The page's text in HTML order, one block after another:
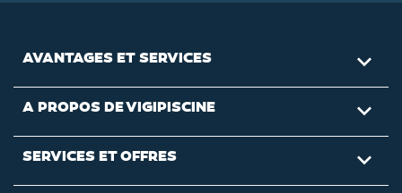
AVANTAGES ET SERVICES 
A PROPOS DE VIGIPISCINE 
SERVICES ET OFFRES 